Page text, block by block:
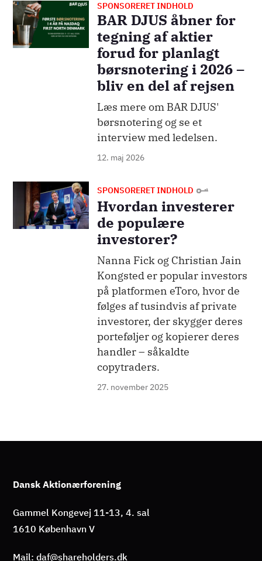
Billede SPONSORERET INDHOLD
BAR DJUS åbner for
tegning af aktier
forud for planlagt
børsnotering i 2026 –
bliv en del af rejsen
Læs mere om BAR DJUS'
børsnotering og se et
interview med ledelsen.
12. maj 2026
Billede SPONSORERET INDHOLD
Hvordan investerer
de populære
investorer?
Nanna Fick og Christian Jain
Kongsted er popular investors
på platformen eToro, hvor de
følges af tusindvis af private
investorer, der skygger deres
porteføljer og kopierer deres
handler – såkaldte
copytraders.
27. november 2025
Dansk Aktionærforening
Gammel Kongevej 11-13, 4. sal
1610 København V
Mail: daf@shareholders.dk